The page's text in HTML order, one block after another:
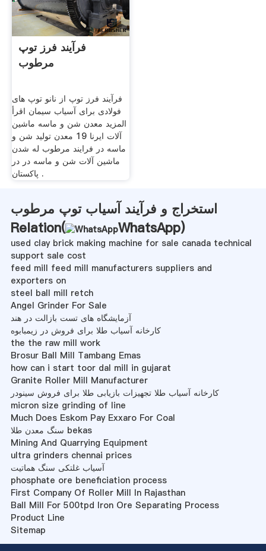
فرآیند فرز توپ
مرطوب
فرآیند فرز توپ از نانو توپ های
فولادی برای آسیاب سیمان اقرأ
المزيد معدن شن و ماسه ماشین
آلات ایرنا 19 معدن تولید شن و
ماسه در فرایند مرطوب له شدن
ماشین آلات شن و ماسه در در
پاکستان .
استخراج و فرآیند آسیاب توپ مرطوب
Relation(
WhatsApp)
used clay brick making machine for sale canada technical
support sale cost
feed mill feed mill manufacturers suppliers and
exporters on
steel ball mill retch
Angel Grinder For Sale
آزمایشگاه های تست بازالت در هند
کارخانه آسیاب طلا برای فروش در زیمبابوه
the the raw mill work
Brosur Ball Mill Tambang Emas
how can i start toor dal mill in gujarat
Granite Roller Mill Manufacturer
کارخانه آسیاب طلا تجهیزات بازیابی طلا برای فروش سینودر
micron size grinding of line
Much Does Eskom Pay Exxaro For Coal
سنگ معدن طلا bekas
Mining And Quarrying Equipment
ultra grinders chennai prices
آسیاب غلتکی سنگ هماتیت
phosphate ore beneficiation process
First Company Of Roller Mill In Rajasthan
Ball Mill For 500tpd Iron Ore Separating Process
Product Line
Sitemap